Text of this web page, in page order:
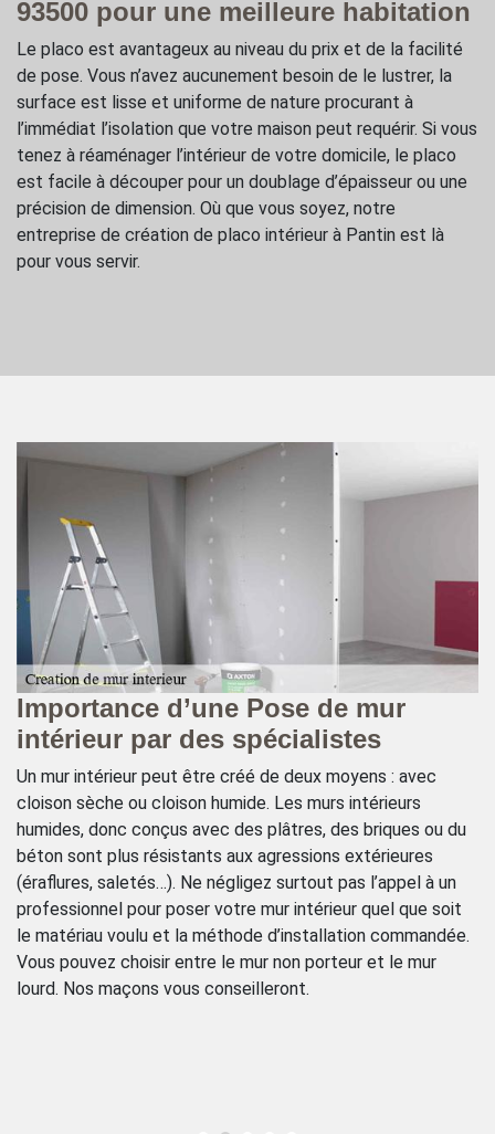
93500 pour une meilleure habitation
Le placo est avantageux au niveau du prix et de la facilité
de pose. Vous n’avez aucunement besoin de le lustrer, la
surface est lisse et uniforme de nature procurant à
l’immédiat l’isolation que votre maison peut requérir. Si vous
tenez à réaménager l’intérieur de votre domicile, le placo
est facile à découper pour un doublage d’épaisseur ou une
précision de dimension. Où que vous soyez, notre
entreprise de création de placo intérieur à Pantin est là
pour vous servir.
Importance d’une Pose de mur
intérieur par des spécialistes
Un mur intérieur peut être créé de deux moyens : avec
cloison sèche ou cloison humide. Les murs intérieurs
humides, donc conçus avec des plâtres, des briques ou du
béton sont plus résistants aux agressions extérieures
(éraflures, saletés…). Ne négligez surtout pas l’appel à un
professionnel pour poser votre mur intérieur quel que soit
le matériau voulu et la méthode d’installation commandée.
Vous pouvez choisir entre le mur non porteur et le mur
lourd. Nos maçons vous conseilleront.